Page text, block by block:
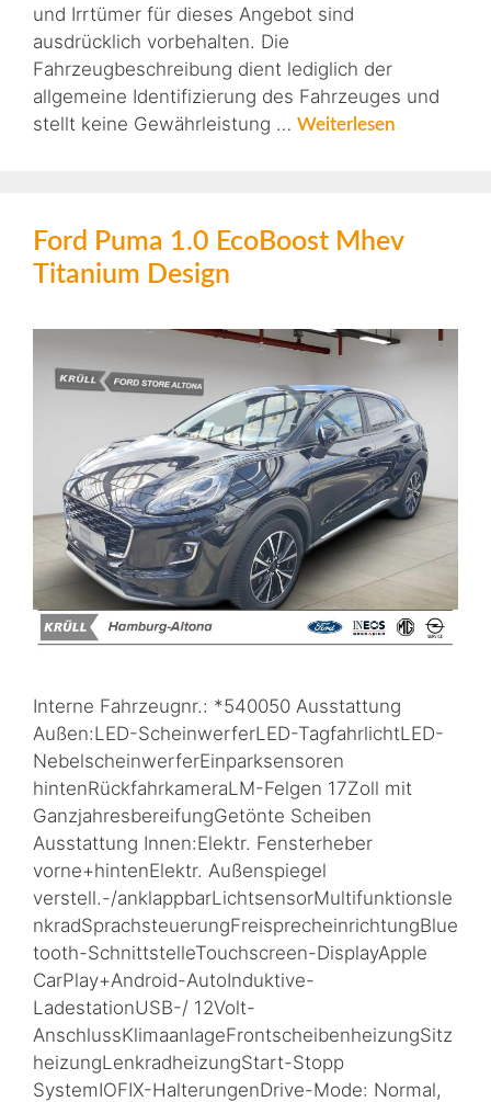
und Irrtümer für dieses Angebot sind
ausdrücklich vorbehalten. Die
Fahrzeugbeschreibung dient lediglich der
allgemeine Identifizierung des Fahrzeuges und
stellt keine Gewährleistung … Weiterlesen
Ford Puma 1.0 EcoBoost Mhev
Titanium Design
Interne Fahrzeugnr.: *540050 Ausstattung
Außen:LED-ScheinwerferLED-TagfahrlichtLED-
NebelscheinwerferEinparksensoren
hintenRückfahrkameraLM-Felgen 17Zoll mit
GanzjahresbereifungGetönte Scheiben
Ausstattung Innen:Elektr. Fensterheber
vorne+hintenElektr. Außenspiegel
verstell.-/anklappbarLichtsensorMultifunktionsle
nkradSprachsteuerungFreisprecheinrichtungBlue
tooth-SchnittstelleTouchscreen-DisplayApple
CarPlay+Android-AutoInduktive-
LadestationUSB-/ 12Volt-
AnschlussKlimaanlageFrontscheibenheizungSitz
heizungLenkradheizungStart-Stopp
SystemIOFIX-HalterungenDrive-Mode: Normal,